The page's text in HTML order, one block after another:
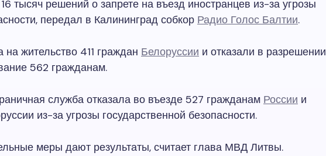
тысяч решений о запрете на въезд иностранцев из-за угрозы
передал в Калининград собкор Радио Голос Балтии.
жительство 411 граждан Белоруссии и отказали в разрешении
562 гражданам.
служба отказала во въезде 527 гражданам России и
из-за угрозы государственной безопасности.
меры дают результаты, считает глава МВД Литвы.